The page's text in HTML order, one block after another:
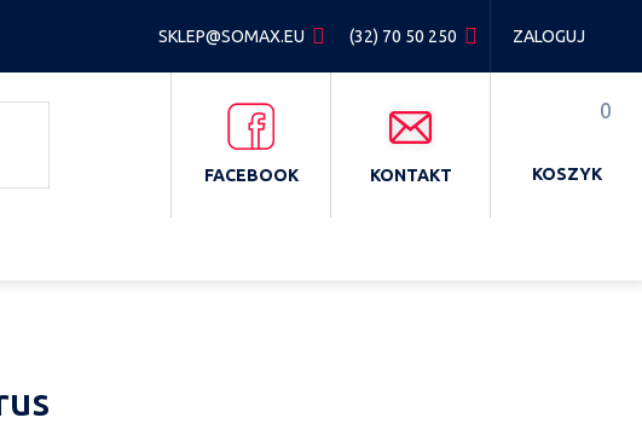
SKLEP@SOMAX.EU (32) 70 50 250 ZALOGUJ
FACEBOOK KONTAKT
0
KOSZYK